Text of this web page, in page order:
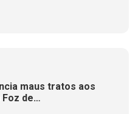
maus tratos aos
de